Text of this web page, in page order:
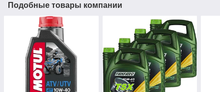
Подобные товары компании